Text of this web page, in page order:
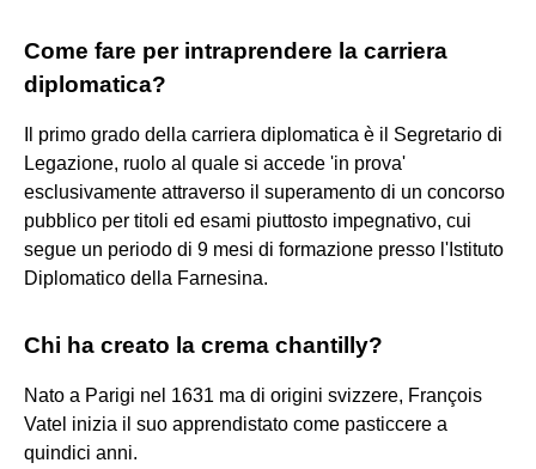
Come fare per intraprendere la carriera
diplomatica?
Il primo grado della carriera diplomatica è il Segretario di
Legazione, ruolo al quale si accede 'in prova'
esclusivamente attraverso il superamento di un concorso
pubblico per titoli ed esami piuttosto impegnativo, cui
segue un periodo di 9 mesi di formazione presso l'Istituto
Diplomatico della Farnesina.
Chi ha creato la crema chantilly?
Nato a Parigi nel 1631 ma di origini svizzere, François
Vatel inizia il suo apprendistato come pasticcere a
quindici anni.